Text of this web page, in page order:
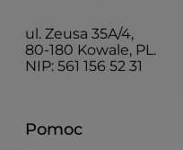
ul. Zeusa 35A/4,
80-180 Kowale, PL.
NIP: 561 156 52 31
Pomoc